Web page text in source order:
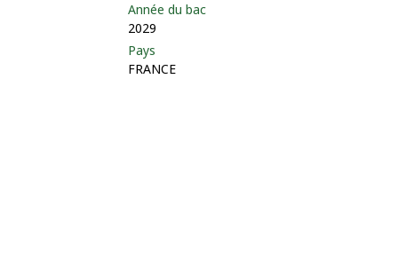
Année du bac
2029
Pays
FRANCE